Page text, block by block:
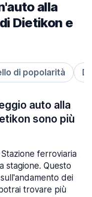
alla
Dietikon e
di popolarità
auto alla
sono più
ferroviaria
stagione. Questo
dei
trovare più